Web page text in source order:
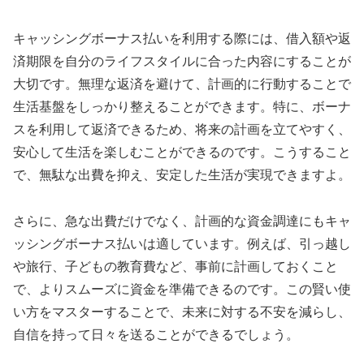
キャッシングボーナス払いを利用する際には、借入額や返
済期限を自分のライフスタイルに合った内容にすることが
大切です。無理な返済を避けて、計画的に行動することで
生活基盤をしっかり整えることができます。特に、ボーナ
スを利用して返済できるため、将来の計画を立てやすく、
安心して生活を楽しむことができるのです。こうすること
で、無駄な出費を抑え、安定した生活が実現できますよ。
さらに、急な出費だけでなく、計画的な資金調達にもキャ
ッシングボーナス払いは適しています。例えば、引っ越し
や旅行、子どもの教育費など、事前に計画しておくこと
で、よりスムーズに資金を準備できるのです。この賢い使
い方をマスターすることで、未来に対する不安を減らし、
自信を持って日々を送ることができるでしょう。